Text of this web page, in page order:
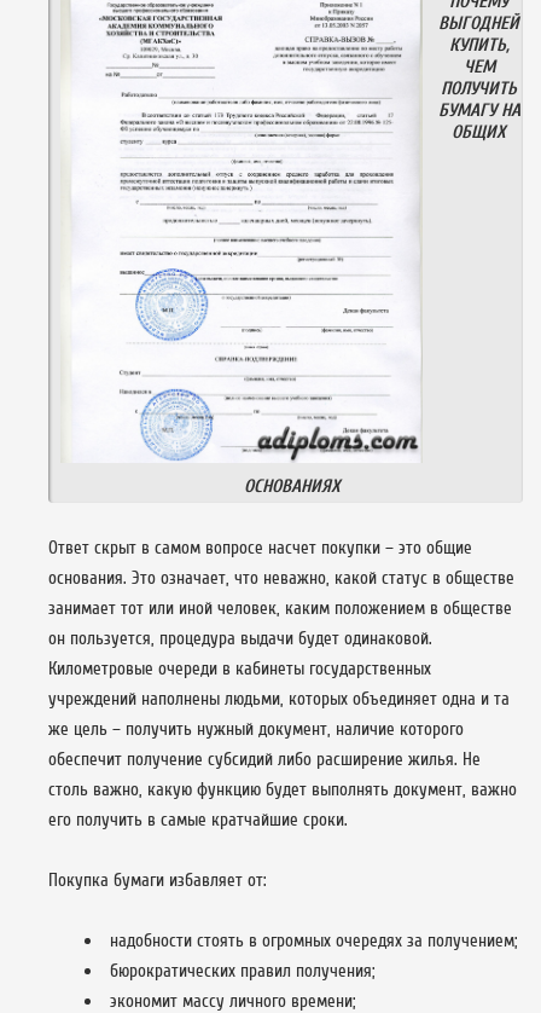
ВЫГОДНЕЙ
КУПИТЬ,
ЧЕМ
ПОЛУЧИТЬ
БУМАГУ НА
ОБЩИХ
ОСНОВАНИЯХ
Ответ скрыт в самом вопросе насчет покупки – это общие
основания. Это означает, что неважно, какой статус в обществе
занимает тот или иной человек, каким положением в обществе
он пользуется, процедура выдачи будет одинаковой.
Километровые очереди в кабинеты государственных
учреждений наполнены людьми, которых объединяет одна и та
же цель – получить нужный документ, наличие которого
обеспечит получение субсидий либо расширение жилья. Не
столь важно, какую функцию будет выполнять документ, важно
его получить в самые кратчайшие сроки.
Покупка бумаги избавляет от:
надобности стоять в огромных очередях за получением;
бюрократических правил получения;
экономит массу личного времени;